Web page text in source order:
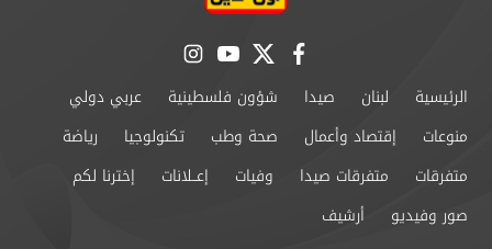
facebook
twitter
youtube
instagram
الرئيسية لبنان صيدا شؤون فلسطينية
عربي دولي
منوعات
إقتصاد وأعمال صحة وطب تكنولوجيا
رياضة
متفرقات
متفرقات صيدا وفيات إعــلانات
إخترنا لكم
صور وفيديو
أرشيف